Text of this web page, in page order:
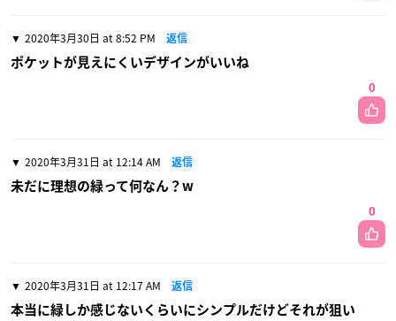
2020年3月30日 at 8:52 PM 返信
ポケットが見えにくいデザインがいいね
0
2020年3月31日 at 12:14 AM 返信
未だに理想の緑って何なん？w
0
2020年3月31日 at 12:17 AM 返信
本当に緑しか感じないくらいにシンプルだけどそれが狙い